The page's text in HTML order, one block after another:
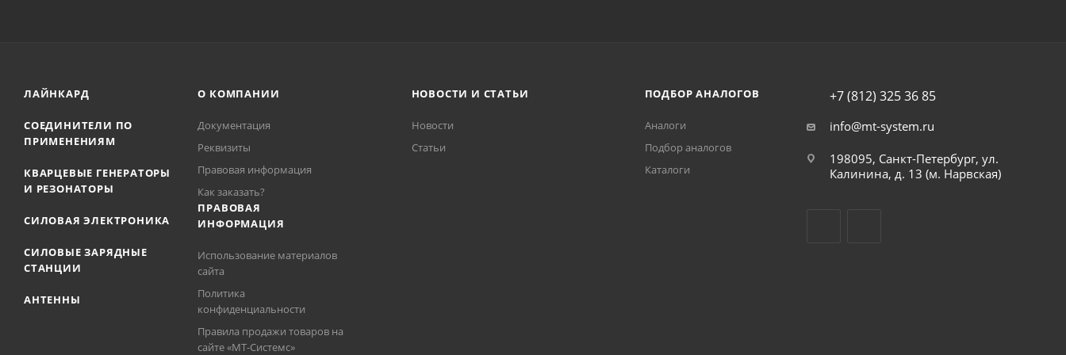
ЛАЙНКАРД
СОЕДИНИТЕЛИ ПО
ПРИМЕНЕНИЯМ
КВАРЦЕВЫЕ ГЕНЕРАТОРЫ
И РЕЗОНАТОРЫ
СИЛОВАЯ ЭЛЕКТРОНИКА
СИЛОВЫЕ ЗАРЯДНЫЕ
СТАНЦИИ
АНТЕННЫ
О КОМПАНИИ
Документация
Реквизиты
Правовая информация
Как заказать?
ПРАВОВАЯ
ИНФОРМАЦИЯ
Использование материалов
сайта
Политика
конфиденциальности
Правила продажи товаров на
сайте «МТ-Системс»
НОВОСТИ И СТАТЬИ
Новости
Статьи
ПОДБОР АНАЛОГОВ
Аналоги
Подбор аналогов
Каталоги
+7 (812) 325 36 85
info@mt-system.ru
198095, Санкт-Петербург, ул.
Калинина, д. 13 (м. Нарвская)